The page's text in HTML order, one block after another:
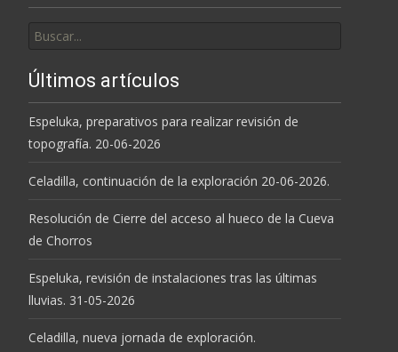
por:
Últimos artículos
Espeluka, preparativos para realizar revisión de
topografía. 20-06-2026
Celadilla, continuación de la exploración 20-06-2026.
Resolución de Cierre del acceso al hueco de la Cueva
de Chorros
Espeluka, revisión de instalaciones tras las últimas
lluvias. 31-05-2026
Celadilla, nueva jornada de exploración.